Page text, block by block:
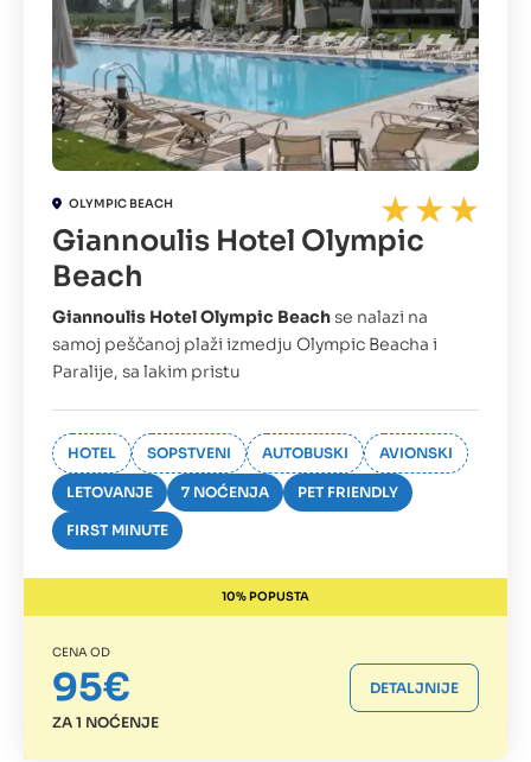
OLYMPIC BEACH
Giannoulis Hotel Olympic
Beach
Giannoulis Hotel Olympic Beachse nalazi na
samoj peščanoj plaži izmedju Olympic Beacha i
Paralije, sa lakim pristu
HOTEL SOPSTVENI AUTOBUSKI AVIONSKI
LETOVANJE 7 NOĆENJA PET FRIENDLY
FIRST MINUTE
10% POPUSTA
CENA OD
95€
ZA 1 NOĆENJE
DETALJNIJE